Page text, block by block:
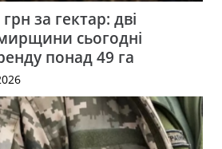
за гектар: дві
сьогодні
понад 49 га